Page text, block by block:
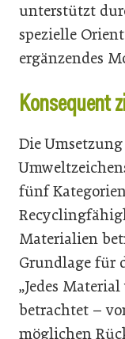
unterstützt
spezielle
ergänzendes
Konsequent
Die Umsetzung
fünf
Materialien
Grundlage für
„Jedes
betrachtet –
möglichen